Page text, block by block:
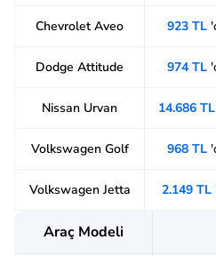
Chevrolet Aveo 923 TL
Dodge Attitude 974 TL
Nissan Urvan 14.686
Volkswagen Golf 968 TL
Volkswagen Jetta 2.149 TL
Araç Modeli